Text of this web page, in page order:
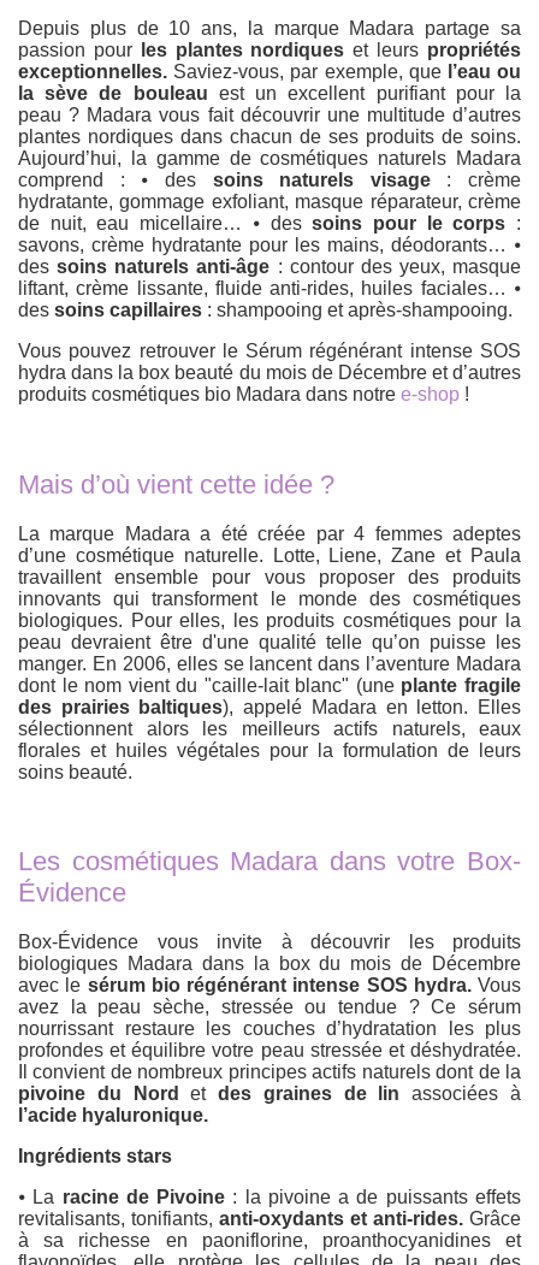
Depuis plus de 10 ans, la marque Madara partage sa
passion pour
les plantes nordiques et leurs propriétés
exceptionnelles. Saviez-vous, par exemple, quel’eau ou
la sève de bouleau est un excellent purifiant pour la
peau ? Madara vous fait découvrir une multitude d’autres
plantes nordiques dans chacun de ses produits de soins.
Aujourd’hui, la gamme de cosmétiques naturels Madara
comprend : ⦁ dessoins naturels visage : crème
hydratante, gommage exfoliant, masque réparateur, crème
de nuit, eau micellaire… ⦁ dessoins pour le corps :
savons, crème hydratante pour les mains, déodorants… ⦁
dessoins naturels anti-âge : contour des yeux, masque
liftant, crème lissante, fluide anti-rides, huiles faciales… ⦁
des soins capillaires : shampooing et après-shampooing.
Vous pouvez retrouver le Sérum régénérant intense SOS
hydra dans la box beauté du mois de Décembre et d’autres
produits cosmétiques bio Madara dans notre e-shop !
Mais d’où vient cette idée ?
La marque Madara a été créée par 4 femmes adeptes
d’une cosmétique naturelle. Lotte, Liene, Zane et Paula
travaillent ensemble pour vous proposer des produits
innovants qui transforment le monde des cosmétiques
biologiques. Pour elles, les produits cosmétiques pour la
peau devraient être d'une qualité telle qu’on puisse les
manger. En 2006, elles se lancent dans l’aventure Madara
dont le nom vient du "caille-lait blanc" (une plante fragile
des prairies baltiques), appelé Madara en letton. Elles
sélectionnent alors les meilleurs actifs naturels, eaux
florales et huiles végétales pour la formulation de leurs
soins beauté.
Les cosmétiques Madara dans votre Box-
Évidence
Box-Évidence vous invite à découvrir les produits
biologiques Madara dans la box du mois de Décembre
avec le sérum bio régénérant intense SOS hydra. Vous
avez la peau sèche, stressée ou tendue ? Ce sérum
nourrissant restaure les couches d’hydratation les plus
profondes et équilibre votre peau stressée et déshydratée.
Il convient de nombreux principes actifs naturels dont de la
pivoine du Nord
etdes graines de lin associées à
l’acide hyaluronique.
Ingrédients stars
⦁ La racine de Pivoine : la pivoine a de puissants effets
revitalisants, tonifiants, anti-oxydants et anti-rides. Grâce
à sa richesse en paoniflorine, proanthocyanidines et